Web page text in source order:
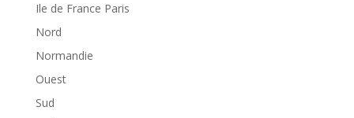
Ile de France Paris
Nord
Normandie
Ouest
Sud